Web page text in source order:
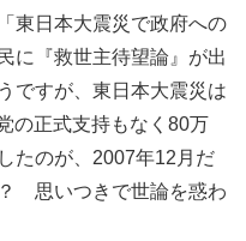
東日本大震災で政府への
に『救世主待望論』が出
ですが、東日本大震災は
の正式支持もなく80万
たのが、2007年12月だ
思いつきで世論を惑わ